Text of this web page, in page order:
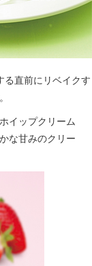
直前にリベイクす
イップクリーム
な甘みのクリー